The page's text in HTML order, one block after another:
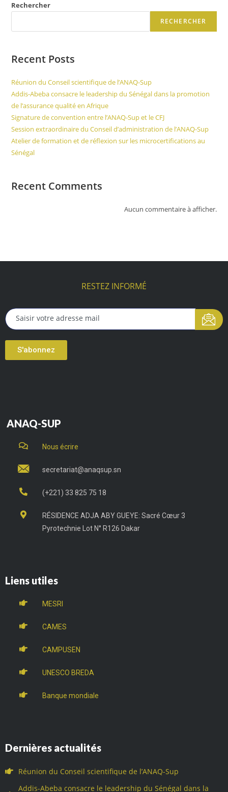
Rechercher
RECHERCHER
Recent Posts
Réunion du Conseil scientifique de l’ANAQ-Sup
Addis-Abeba consacre le leadership du Sénégal dans la promotion
de l’assurance qualité en Afrique
Signature de convention entre l’ANAQ-Sup et le CFJ
Session extraordinaire du Conseil d’administration de l’ANAQ-Sup
Atelier de formation et de réflexion sur les microcertifications au
Sénégal
Recent Comments
Aucun commentaire à afficher.
RESTEZ INFORMÉ
S'abonnez
ANAQ-SUP
Nous écrire
secretariat@anaqsup.sn
(+221) 33 825 75 18
RÉSIDENCE ADJA ABY GUEYE: Sacré Cœur 3
Pyrotechnie Lot N° R126 Dakar
Liens utiles
MESRI
CAMES
CAMPUSEN
UNESCO BREDA
Banque mondiale
Dernières actualités
Réunion du Conseil scientifique de l’ANAQ-Sup
Addis-Abeba consacre le leadership du Sénégal dans la